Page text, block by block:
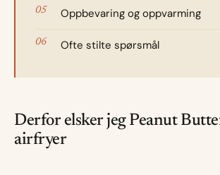
Oppbevaring og oppvarming
Ofte stilte spørsmål
Derfor elsker jeg Peanut
airfryer